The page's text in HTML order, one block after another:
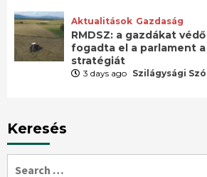
Aktualitások Gazdaság
RMDSZ: a gazdákat
fogadta el a parlament
stratégiát
3 days ago Szilágysági Szó
Keresés